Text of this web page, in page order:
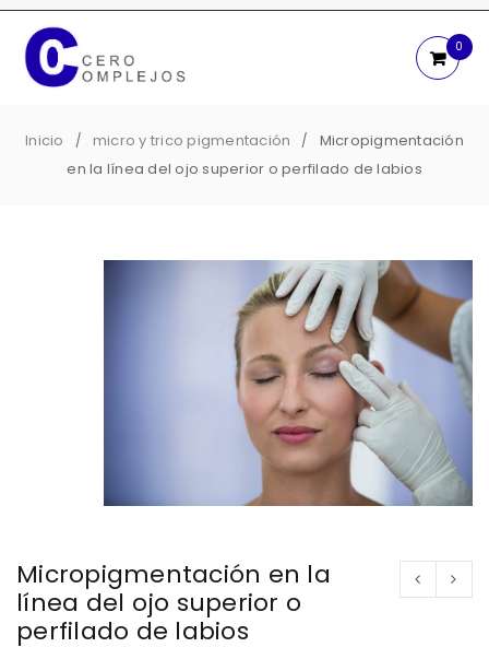
0
Inicio / micro y trico pigmentación /
Micropigmentación
en la línea del ojo superior o perfilado de labios
Micropigmentación en la
línea del ojo superior o
perfilado de labios